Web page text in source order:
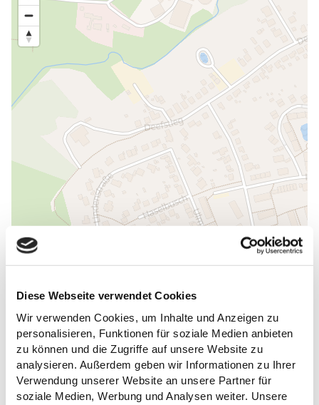
Diese Webseite verwendet Cookies
Wir verwenden Cookies, um Inhalte und Anzeigen zu
personalisieren, Funktionen für soziale Medien anbieten
zu können und die Zugriffe auf unsere Website zu
analysieren. Außerdem geben wir Informationen zu Ihrer
Verwendung unserer Website an unsere Partner für
soziale Medien, Werbung und Analysen weiter. Unsere
EIGNUNG